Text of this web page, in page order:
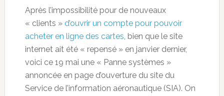
Après l’impossibilité pour de nouveaux
« clients » d’ouvrir un compte pour pouvoir
acheter en ligne des cartes, bien que le site
internet ait été « repensé » en janvier dernier,
voici ce 19 mai une « Panne systèmes »
annoncée en page d’ouverture du site du
Service de l’information aéronautique (SIA). On